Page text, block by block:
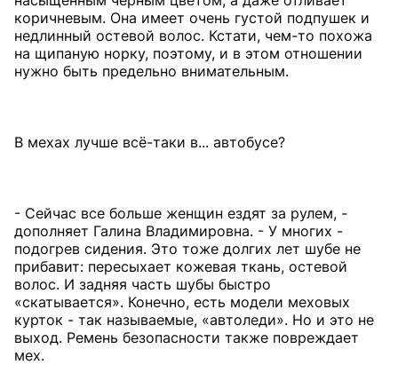
коричневым. Она имеет очень густой подпушек и
недлинный остевой волос. Кстати, чем-то похожа
на щипаную норку, поэтому, и в этом отношении
нужно быть предельно внимательным.
В мехах лучше всё-таки в... автобусе?
- Сейчас все больше женщин ездят за рулем, -
дополняет Галина Владимировна. - У многих -
подогрев сидения. Это тоже долгих лет шубе не
прибавит: пересыхает кожевая ткань, остевой
волос. И задняя часть шубы быстро
«скатывается». Конечно, есть модели меховых
курток - так называемые, «автоледи». Но и это не
выход. Ремень безопасности также повреждает
мех.